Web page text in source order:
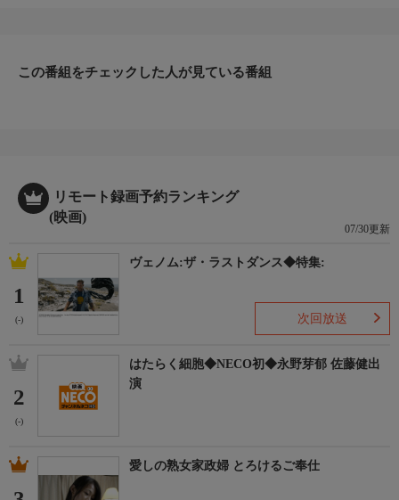
この番組をチェックした人が見ている番組
リモート録画予約ランキング
(映画)
07/30更新
1
(-)
ヴェノム:ザ・ラストダンス◆特集:
次回放送
2
(-)
はたらく細胞◆NECO初◆永野芽郁 佐藤健出
演
愛しの熟女家政婦 とろけるご奉仕